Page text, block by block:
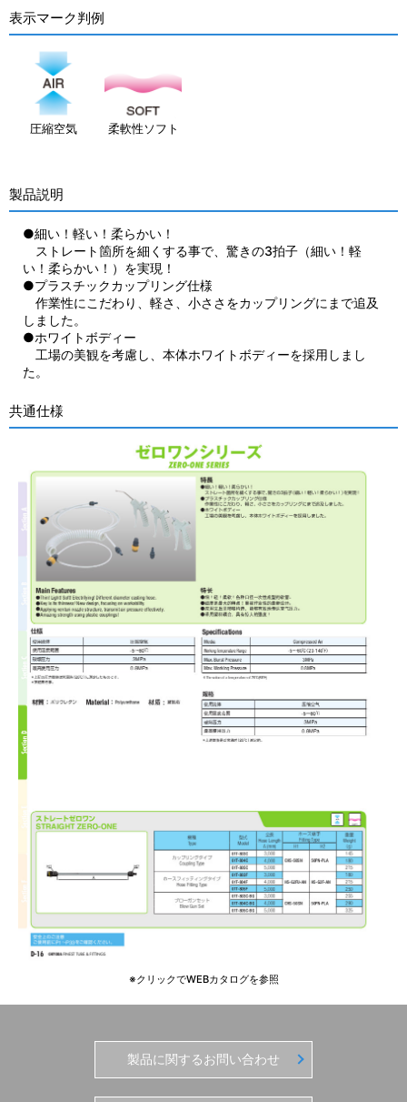
表示マーク判例
圧縮空気 柔軟性ソフト
製品説明
●細い！軽い！柔らかい！
ストレート箇所を細くする事で、驚きの3拍子（細い！軽
い！柔らかい！）を実現！
●プラスチックカップリング仕様
作業性にこだわり、軽さ、小ささをカップリングにまで追及
しました。
●ホワイトボディー
工場の美観を考慮し、本体ホワイトボディーを採用しまし
た。
共通仕様
※クリックでWEBカタログを参照
製品に関するお問い合わせ